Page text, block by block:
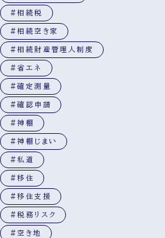
#相続税
#相続空き家
#相続財産管理人制度
#省エネ
#確定測量
#確認申請
#神棚
#神棚じまい
#私道
#移住
#移住支援
#税務リスク
#空き地